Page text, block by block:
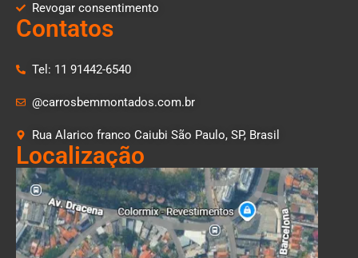
Revogar consentimento
Contatos
Tel: 11 91442-6540
@carrosbemmontados.com.br
Rua Alarico franco Caiubi São Paulo, SP, Brasil
Localização